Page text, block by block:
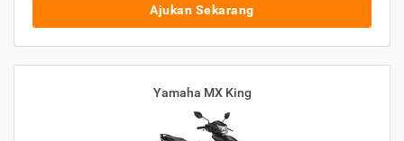
Ajukan Sekarang
Yamaha MX King